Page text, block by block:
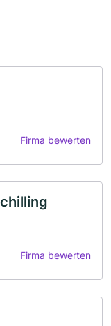
Firma bewerten
Firma bewerten